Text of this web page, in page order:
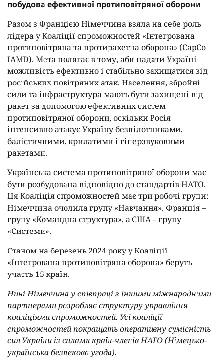
побудова ефективної протиповітряної оборони
Разом з Францією Німеччина взяла на себе роль
лідера у Коаліції спроможностей «Інтегрована
протиповітряна та протиракетна оборона» (CapCo
IAMD). Мета полягає в тому, аби надати Україні
можливість ефективно і стабільно захищатися від
російських повітряних атак. Населення, збройні
сили та інфраструктура мають бути захищені від
ракет за допомогою ефективних систем
протиповітряної оборони, оскільки Росія
інтенсивно атакує Україну безпілотниками,
балістичними, крилатими і гіперзвуковими
ракетами.
Українська система протиповітряної оборони має
бути розбудована відповідно до стандартів НАТО.
Ця Коаліція спроможностей має три робочі групи:
Німеччина очолила групу «Навчання», Франція –
групу «Командна структура», а США – групу
«Системи».
Станом на березень 2024 року у Коаліції
«Інтегрована протиповітряна оборона» беруть
участь 15 країн.
Нині Німеччина у співпраці з іншими міжнародними
партнерами розробляє структуру управління
коаліціями спроможностей. Усі коаліції
спроможностей покращать оперативну сумісність
сил України із силами країн-членів НАТО (Німецько-
українська безпекова угода).